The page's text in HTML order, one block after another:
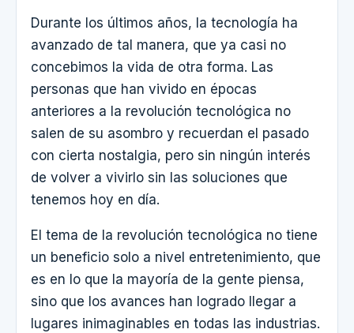
Durante los últimos años, la tecnología ha
avanzado de tal manera, que ya casi no
concebimos la vida de otra forma. Las
personas que han vivido en épocas
anteriores a la revolución tecnológica no
salen de su asombro y recuerdan el pasado
con cierta nostalgia, pero sin ningún interés
de volver a vivirlo sin las soluciones que
tenemos hoy en día.
El tema de la revolución tecnológica no tiene
un beneficio solo a nivel entretenimiento, que
es en lo que la mayoría de la gente piensa,
sino que los avances han logrado llegar a
lugares inimaginables en todas las industrias.